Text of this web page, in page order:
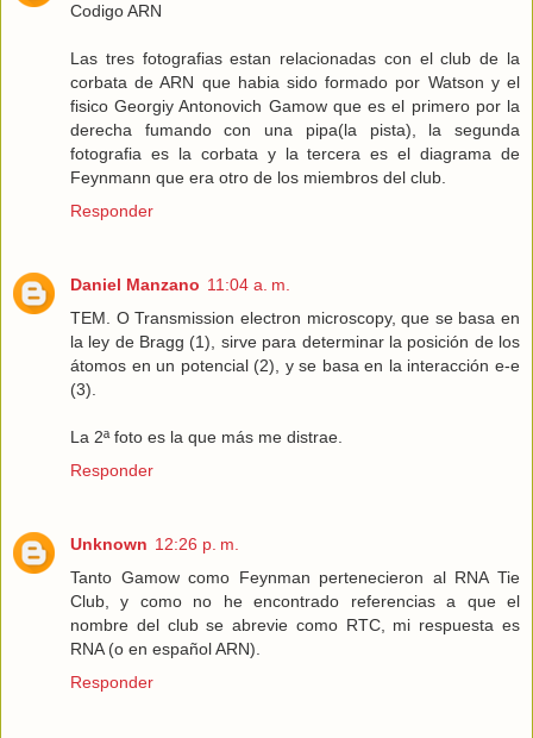
Codigo ARN
Las tres fotografias estan relacionadas con el club de la
corbata de ARN que habia sido formado por Watson y el
fisico Georgiy Antonovich Gamow que es el primero por la
derecha fumando con una pipa(la pista), la segunda
fotografia es la corbata y la tercera es el diagrama de
Feynmann que era otro de los miembros del club.
Responder
Daniel Manzano 11:04 a. m.
TEM. O Transmission electron microscopy, que se basa en
la ley de Bragg (1), sirve para determinar la posición de los
átomos en un potencial (2), y se basa en la interacción e-e
(3).
La 2ª foto es la que más me distrae.
Responder
Unknown 12:26 p. m.
Tanto Gamow como Feynman pertenecieron al RNA Tie
Club, y como no he encontrado referencias a que el
nombre del club se abrevie como RTC, mi respuesta es
RNA (o en español ARN).
Responder